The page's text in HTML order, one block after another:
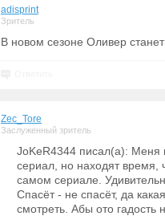
adisprint
Зритель
В новом сезоне Оливер
Zec_Tore
Заслуженный зритель
JoKeR4344 писал(а): Меня
сериал, но находят время,
самом сериале.
Спасёт - не спасёт, да
смотреть. Абы ото гадость